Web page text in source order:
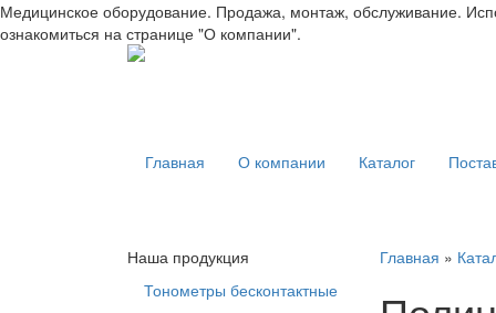
Медицинское оборудование. Продажа, монтаж, обслуживание.
ознакомиться на странице "О компании".
Главная О компании Каталог
Наша продукция
Тонометры бесконтактные
Главная »